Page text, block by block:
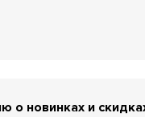
о новинках и